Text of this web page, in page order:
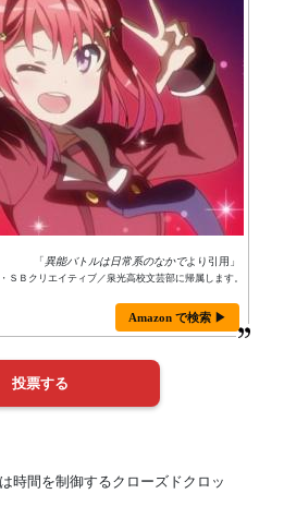
「異能バトルは日常系のなかでより引用」
ＳＢクリエイティブ／泉光高校文芸部に帰属します。
Amazon で検索 ▶
時間を制御するクローズドクロッ